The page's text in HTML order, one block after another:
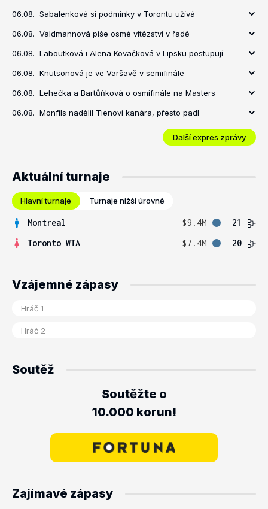
06.08. Sabalenková si podmínky v Torontu užívá
06.08. Valdmannová píše osmé vítězství v řadě
06.08. Laboutková i Alena Kovačková v Lipsku postupují
06.08. Knutsonová je ve Varšavě v semifinále
06.08. Lehečka a Bartůňková o osmifinále na Masters
06.08. Monfils nadělil Tienovi kanára, přesto padl
Další expres zprávy
Aktuální turnaje
Hlavní turnaje Turnaje nižší úrovně
Montreal $9.4M
21
Toronto WTA
$7.4M 20
Vzájemné zápasy
Soutěž
Soutěžte o
10.000 korun!
Zajímavé zápasy